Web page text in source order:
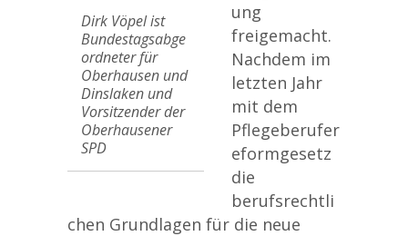
Dirk Vöpel ist
Bundestagsabge
ordneter für
Oberhausen und
Dinslaken und
Vorsitzender der
Oberhausener
SPD
ung
freigemacht.
Nachdem im
letzten Jahr
mit dem
Pflegeberufer
eformgesetz
die
berufsrechtli
chen Grundlagen für die neue